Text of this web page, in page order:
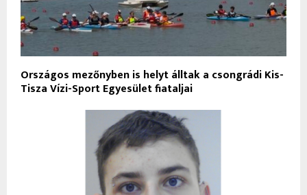
Országos mezőnyben is helyt álltak a csongrádi Kis-
Tisza Vízi-Sport Egyesület fiataljai